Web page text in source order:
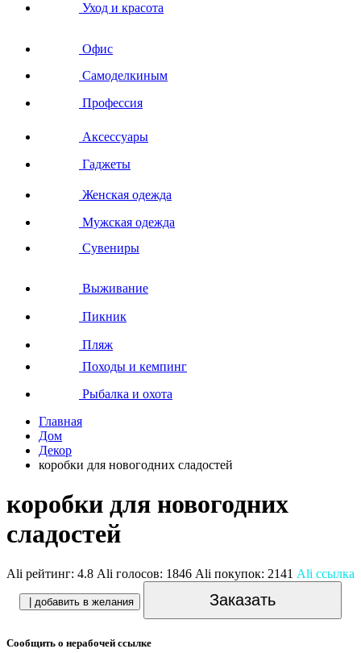
Уход и красота
Офис
Самоделкиным
Профессия
Аксессуары
Гаджеты
Женская одежда
Мужская одежда
Сувениры
Выживание
Пикник
Пляж
Походы и кемпинг
Рыбалка и охота
Главная
Дом
Декор
коробки для новогодних сладостей
коробки для новогодних
сладостей
Ali рейтинг: 4.8 Ali голосов: 1846 Ali покупок: 2141 Ali ссылка
| добавить в желания Заказать
Сообщить о нерабочей ссылке